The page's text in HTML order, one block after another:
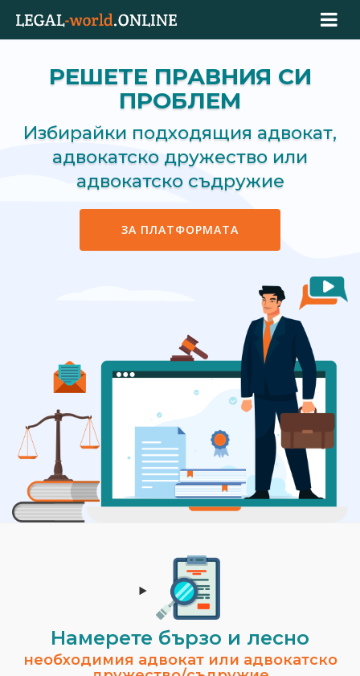
РЕШЕТЕ ПРАВНИЯ СИ
ПРОБЛЕМ
Избирайки подходящия адвокат,
адвокатско дружество или
адвокатско съдружие
ЗА ПЛАТФОРМАТА
Намерете бързо и лесно
необходимия адвокат или адвокатско